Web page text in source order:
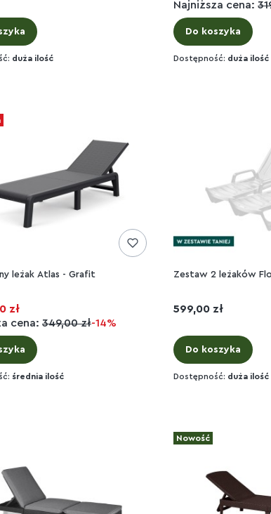
duża ilość
Najniższa cena:
Do koszyka
Dostępność: duża ilość
leżak Atlas - Grafit
zł
cena: 349,00 zł-14%
średnia ilość
Zestaw 2 leżaków
Cena
599,00 zł
Do koszyka
Dostępność: duża ilość
Nowość